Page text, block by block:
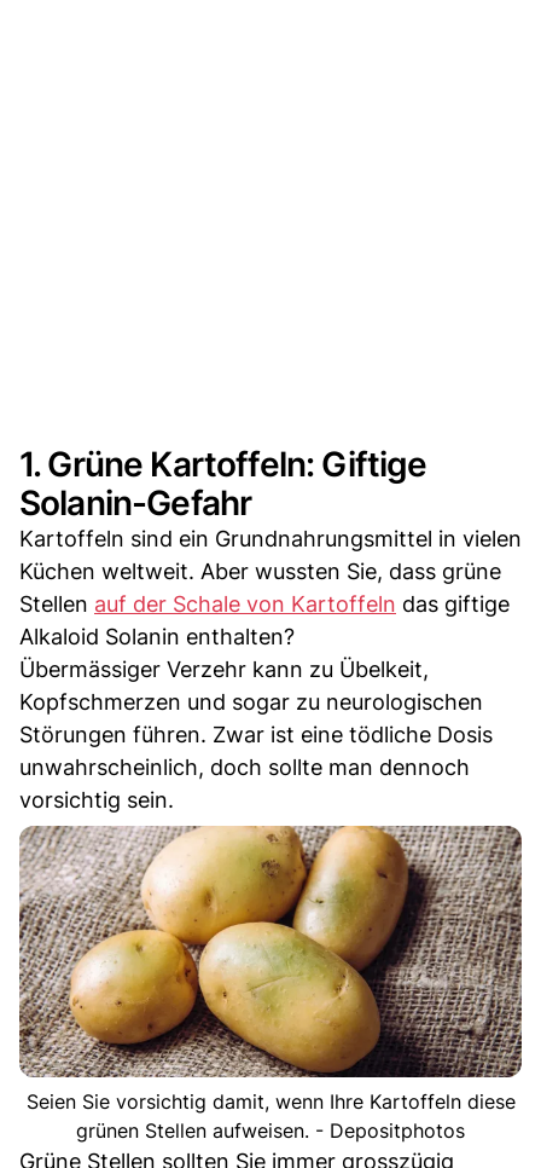
1. Grüne Kartoffeln: Giftige
Solanin-Gefahr
Kartoffeln sind ein Grundnahrungsmittel in vielen
Küchen weltweit. Aber wussten Sie, dass grüne
Stellen auf der Schale von Kartoffeln das giftige
Alkaloid Solanin enthalten?
Übermässiger Verzehr kann zu Übelkeit,
Kopfschmerzen und sogar zu neurologischen
Störungen führen. Zwar ist eine tödliche Dosis
unwahrscheinlich, doch sollte man dennoch
vorsichtig sein.
Seien Sie vorsichtig damit, wenn Ihre Kartoffeln diese
grünen Stellen aufweisen. - Depositphotos
Grüne Stellen sollten Sie immer grosszügig